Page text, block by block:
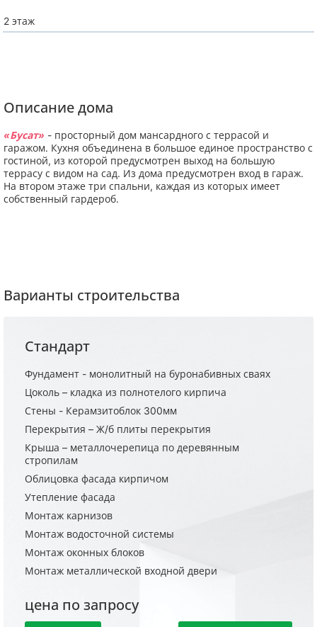
2 этаж
Описание дома
«Бусат» - просторный дом мансардного с террасой и
гаражом. Кухня объединена в большое единое пространство с
гостиной, из которой предусмотрен выход на большую
террасу с видом на сад. Из дома предусмотрен вход в гараж.
На втором этаже три спальни, каждая из которых имеет
собственный гардероб.
Варианты строительства
Стандарт
Фундамент - монолитный на буронабивных сваях
Цоколь – кладка из полнотелого кирпича
Стены - Керамзитоблок 300мм
Перекрытия – Ж/б плиты перекрытия
Крыша – металлочерепица по деревянным
стропилам
Облицовка фасада кирпичом
Утепление фасада
Монтаж карнизов
Монтаж водосточной системы
Монтаж оконных блоков
Монтаж металлической входной двери
цена по запросу